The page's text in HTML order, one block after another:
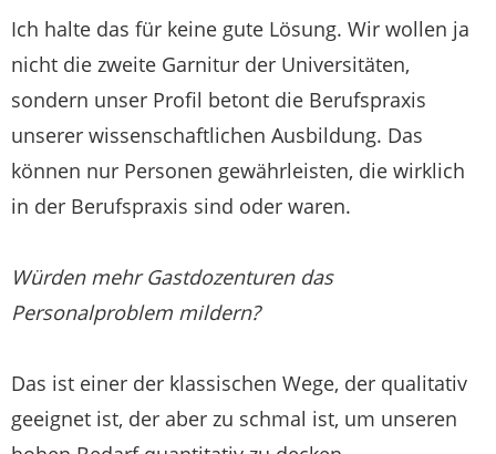
Ich halte das für keine gute Lösung. Wir wollen ja
nicht die zweite Garnitur der Universitäten,
sondern unser Profil betont die Berufspraxis
unserer wissenschaftlichen Ausbildung. Das
können nur Personen gewährleisten, die wirklich
in der Berufspraxis sind oder waren.
Würden mehr Gastdozenturen das
Personalproblem mildern?
Das ist einer der klassischen Wege, der qualitativ
geeignet ist, der aber zu schmal ist, um unseren